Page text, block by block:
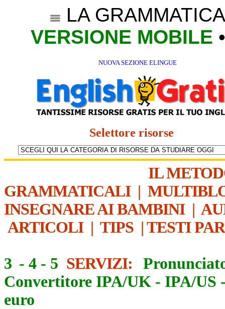
LA
VERSIONE MOBILE
NUOVA SEZIONE ELINGUE
Selettore risorse
IL
GRAMMATICALI|
INSEGNARE AI BAMBINI|
ARTICOLI| TIPS | TESTI
3 - 4 - 5 SERVIZI:
Convertitore IPA/UK - IPA/US
euro